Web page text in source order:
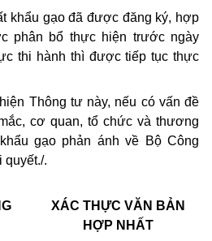
khẩu gạo đã được đăng ký, hợp
phân bổ thực hiện trước ngày
thi hành thì được tiếp tục thực
Thông tư này, nếu có vấn đề
cơ quan, tổ chức và thương
gạo phản ánh về Bộ Công
quyết./.
XÁC THỰC VĂN BẢN
HỢP NHẤT